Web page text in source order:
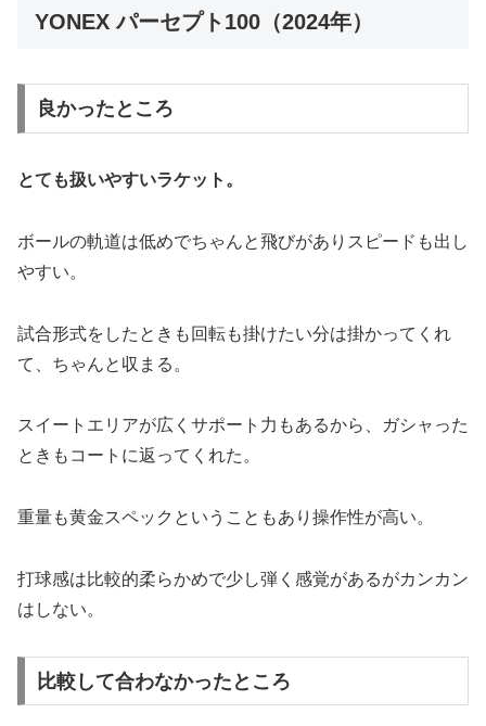
YONEX パーセプト100（2024年）
良かったところ
とても扱いやすいラケット。
ボールの軌道は低めでちゃんと飛びがありスピードも出し
やすい。
試合形式をしたときも回転も掛けたい分は掛かってくれ
て、ちゃんと収まる。
スイートエリアが広くサポート力もあるから、ガシャった
ときもコートに返ってくれた。
重量も黄金スペックということもあり操作性が高い。
打球感は比較的柔らかめで少し弾く感覚があるがカンカン
はしない。
比較して合わなかったところ